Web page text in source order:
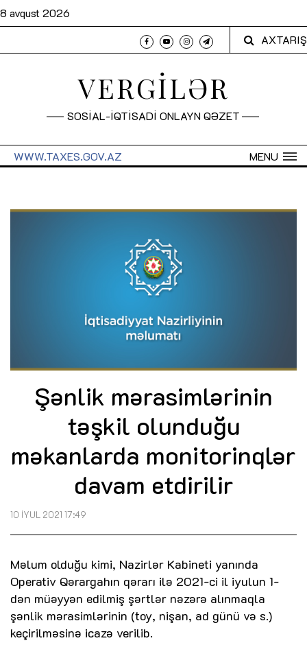
8 avqust 2026
AXTARIŞ
VERGİLƏR
SOSİAL-İQTİSADİ ONLAYN QƏZET
MENU
WWW.TAXES.GOV.AZ
Şənlik mərasimlərinin
təşkil olunduğu
məkanlarda monitorinqlər
davam etdirilir
10 İYUL 2021 17:49
Məlum olduğu kimi, Nazirlər Kabineti yanında
Operativ Qərargahın qərarı ilə 2021-ci il iyulun 1-
dən müəyyən edilmiş şərtlər nəzərə alınmaqla
şənlik mərasimlərinin (toy, nişan, ad günü və s.)
keçirilməsinə icazə verilib.